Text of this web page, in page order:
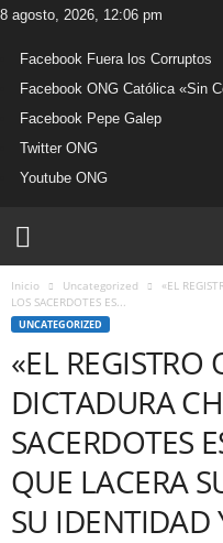
8 agosto, 2026, 12:06 pm
Facebook Fuera los Corruptos
Facebook ONG Católica «Sin
Facebook Pepe Galep
Twitter ONG
Youtube ONG
b
Inicio Uncategorized
«EL
LOS SACERDOTES ES...
UNCATEGORIZED
«EL REGISTRO
DICTADURA
SACERDOTES
QUE LACERA
SU IDENTIDAD